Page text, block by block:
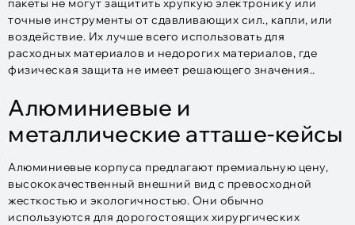
пакеты не могут защитить хрупкую электронику или
точные инструменты от сдавливающих сил., капли, или
воздействие. Их лучше всего использовать для
расходных материалов и недорогих материалов, где
физическая защита не имеет решающего значения..
Алюминиевые и
металлические атташе-кейсы
Алюминиевые корпуса предлагают премиальную цену,
высококачественный внешний вид с превосходной
жесткостью и экологичностью. Они обычно
используются для дорогостоящих хирургических